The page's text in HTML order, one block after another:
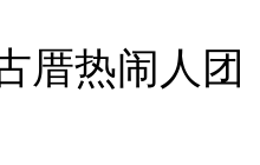
厝热闹人团